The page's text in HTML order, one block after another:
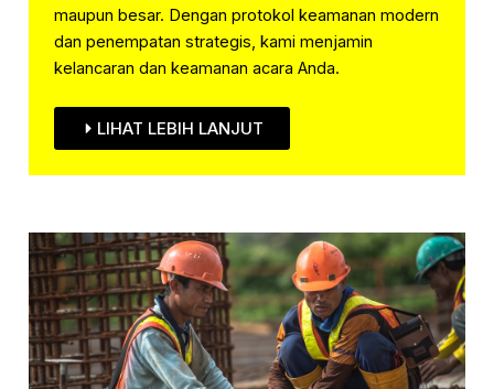
maupun besar. Dengan protokol keamanan modern
dan penempatan strategis, kami menjamin
kelancaran dan keamanan acara Anda.
LIHAT LEBIH LANJUT